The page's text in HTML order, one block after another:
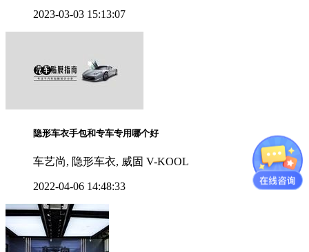
2023-03-03 15:13:07
隐形车衣手包和专车专用哪个好
车艺尚, 隐形车衣, 威固 V-KOOL
2022-04-06 14:48:33